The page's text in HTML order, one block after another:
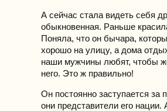
А сейчас стала видеть себя
обыкновенная. Раньше
Поняла, что он бычара,
хорошо на улицу, а дома
наши мужчины любят, чтобы
него. Это ж правильно!
Он постоянно заступается за
они представители его